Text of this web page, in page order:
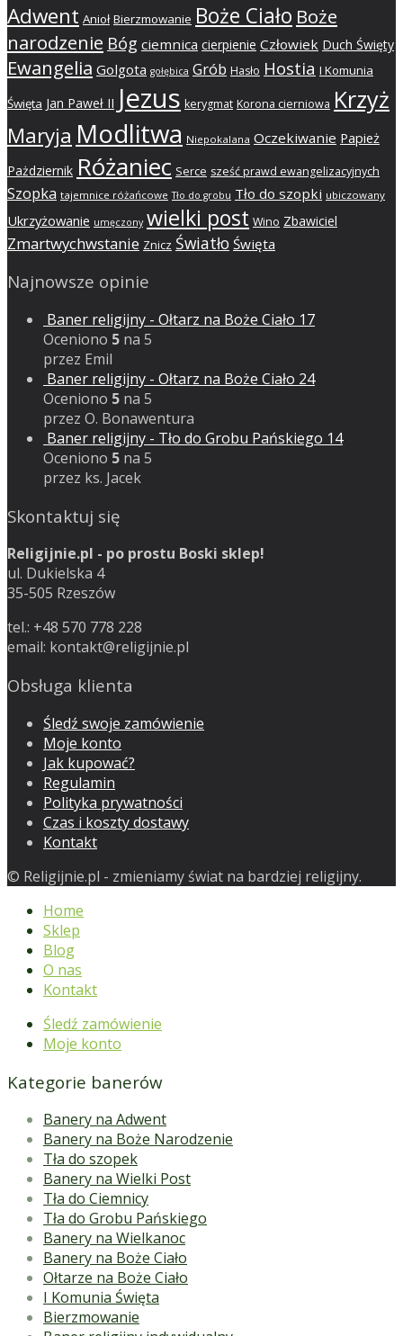
Adwent Anioł Bierzmowanie Boże Ciało Boże
narodzenie Bóg ciemnica cierpienie Człowiek Duch Święty
Ewangelia Golgota gołębica Grób Hasło Hostia I Komunia
Święta Jan Paweł II Jezus kerygmat Korona cierniowa Krzyż
Maryja Modlitwa Niepokalana Oczekiwanie Papież
Pażdziernik Różaniec Serce sześć prawd ewangelizacyjnych
Szopka tajemnice różańcowe Tło do grobu Tło do szopki ubiczowany
Ukrzyżowanie umęczony wielki post Wino Zbawiciel
Zmartwychwstanie Znicz Światło Święta
Najnowsze opinie
Baner religijny - Ołtarz na Boże Ciało 17
Oceniono 5 na 5
przez Emil
Baner religijny - Ołtarz na Boże Ciało 24
Oceniono 5 na 5
przez O. Bonawentura
Baner religijny - Tło do Grobu Pańskiego 14
Oceniono 5 na 5
przez ks. Jacek
Skontaktuj się
Religijnie.pl - po prostu Boski sklep!
ul. Dukielska 4
35-505 Rzeszów
tel.: +48 570 778 228
email: kontakt@religijnie.pl
Obsługa klienta
Śledź swoje zamówienie
Moje konto
Jak kupować?
Regulamin
Polityka prywatności
Czas i koszty dostawy
Kontakt
© Religijnie.pl - zmieniamy świat na bardziej religijny.
Home
Sklep
Blog
O nas
Kontakt
Śledź zamówienie
Moje konto
Kategorie banerów
Banery na Adwent
Banery na Boże Narodzenie
Tła do szopek
Banery na Wielki Post
Tła do Ciemnicy
Tła do Grobu Pańskiego
Banery na Wielkanoc
Banery na Boże Ciało
Ołtarze na Boże Ciało
I Komunia Święta
Bierzmowanie